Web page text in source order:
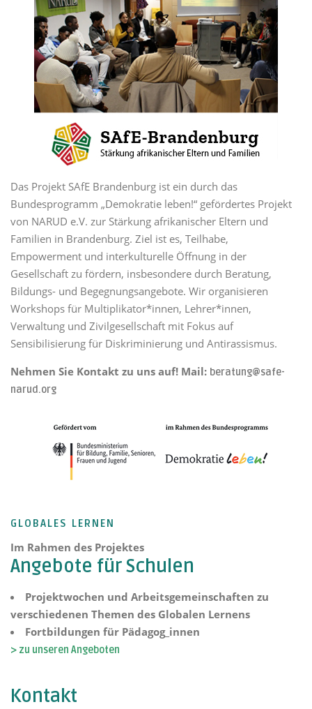
Das Projekt SAfE Brandenburg ist ein durch das
Bundesprogramm „Demokratie leben!“ gefördertes Projekt
von NARUD e.V. zur Stärkung afrikanischer Eltern und
Familien in Brandenburg. Ziel ist es, Teilhabe,
Empowerment und interkulturelle Öffnung in der
Gesellschaft zu fördern, insbesondere durch Beratung,
Bildungs- und Begegnungsangebote. Wir organisieren
Workshops für Multiplikator*innen, Lehrer*innen,
Verwaltung und Zivilgesellschaft mit Fokus auf
Sensibilisierung für Diskriminierung und Antirassismus.
Nehmen Sie Kontakt zu uns auf! Mail: beratung@safe-
narud.org
GLOBALES LERNEN
Im Rahmen des Projektes
Angebote für Schulen
Projektwochen und Arbeitsgemeinschaften zu
verschiedenen Themen des Globalen Lernens
Fortbildungen für Pädagog_innen
> zu unseren Angeboten
Kontakt